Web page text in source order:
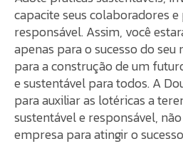
capacite seus colaboradores
responsável. Assim, você
apenas para o sucesso do
para a construção de um
e sustentável para todos. A
para auxiliar as lotéricas a
sustentável e responsável,
empresa para atingir o